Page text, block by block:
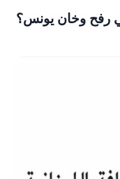
رفح وخان يونس؟